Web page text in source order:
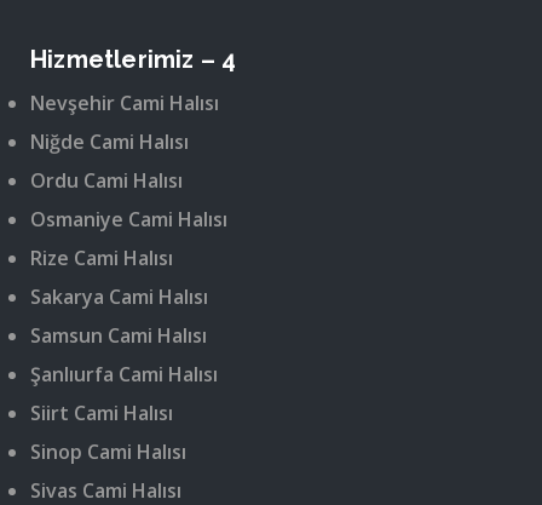
Hizmetlerimiz – 4
Nevşehir Cami Halısı
Niğde Cami Halısı
Ordu Cami Halısı
Osmaniye Cami Halısı
Rize Cami Halısı
Sakarya Cami Halısı
Samsun Cami Halısı
Şanlıurfa Cami Halısı
Siirt Cami Halısı
Sinop Cami Halısı
Sivas Cami Halısı